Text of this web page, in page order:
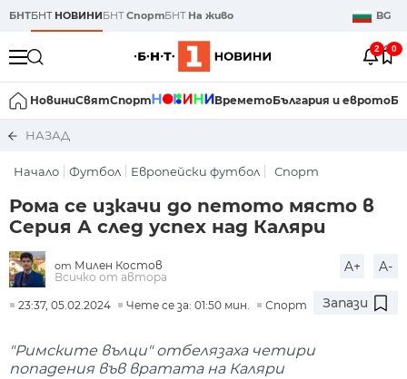
БНТБНТ НОВИНИБНТСпортБНТ На живо BG
2 0
НовиниСвятСпорт ВреметоБългария и еврото
НАЗАД
Начало Футбол Европейски футбол Спорт
Рома се изкачи до петото място в
Серия А след успех над Каляри
от Милен Костов
Всичко от автора
A+ A-
23:37, 05.02.2024 Чете се за: 01:50 мин. Спорт Запази
"Римските вълци" отбелязаха четири
попадения във вратата на Каляри